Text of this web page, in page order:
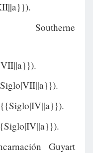
Southerne
Guyart